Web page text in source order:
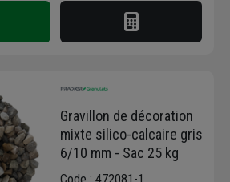
Gravillon de décoration
mixte silico-calcaire gris
6/10 mm - Sac 25 kg